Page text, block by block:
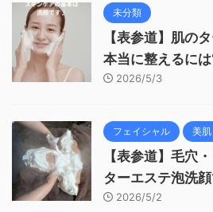
未分類
【表参道】肌の
本当に整えるに
2026/5/3
フェイシャル 美肌
【表参道】毛穴
ターエステ泡洗
2026/5/2